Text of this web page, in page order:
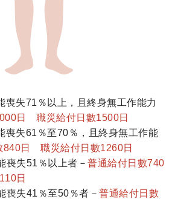
喪失71％以上，且終身無工作能力
日 職災給付日數1500日
喪失61％至70％，且終身無工作能
840日 職災給付日數1260日
喪失51％以上者－ 普通給付日數740
日
喪失41％至50％者－ 普通給付日數